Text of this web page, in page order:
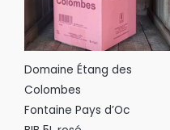
Domaine Étang des
Colombes
Fontaine Pays d’Oc